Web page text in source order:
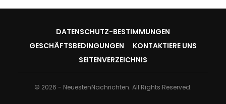
DATENSCHUTZ-BESTIMMUNGEN
GESCHÄFTSBEDINGUNGEN
KONTAKTIERE UNS
SEITENVERZEICHNIS
© 2026 - NeuestenNachrichten. All Rights Reserved.